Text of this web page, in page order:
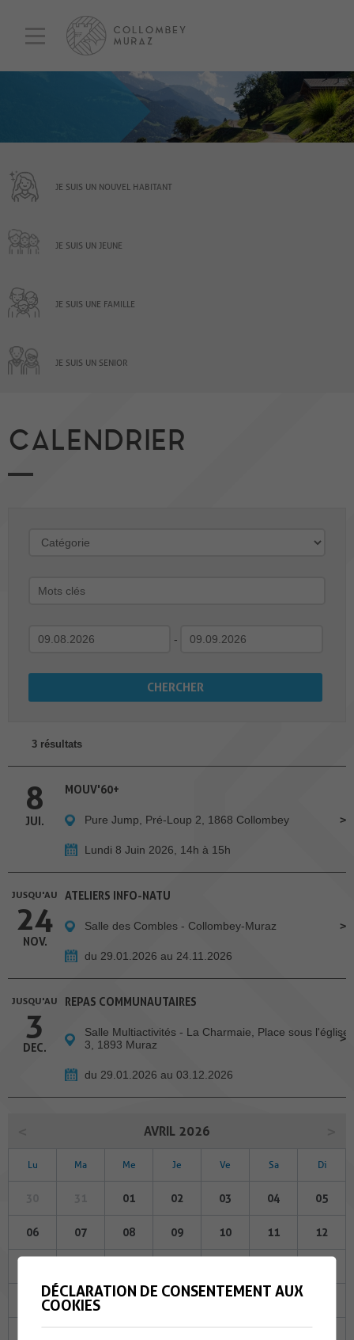
JE SUIS UN NOUVEL HABITANT
JE SUIS UN JEUNE
JE SUIS UNE FAMILLE
JE SUIS UN SENIOR
CALENDRIER
-
3 résultats
8
JUI.
MOUV'60+
Pure Jump, Pré-Loup 2, 1868 Collombey
Lundi 8 Juin 2026, 14h à 15h
JUSQU'AU
24
NOV.
ATELIERS INFO-NATU
Salle des Combles - Collombey-Muraz
du 29.01.2026 au 24.11.2026
JUSQU'AU
3
DEC.
REPAS COMMUNAUTAIRES
Salle Multiactivités - La Charmaie, Place sous l'église
3, 1893 Muraz
du 29.01.2026 au 03.12.2026
AVRIL 2026
Lu Ma Me Je Ve Sa Di
01 02 03 04 05
06 07 08 09 10 11 12
21 22 23 24 25
DÉCLARATION DE CONSENTEMENT AUX
COOKIES